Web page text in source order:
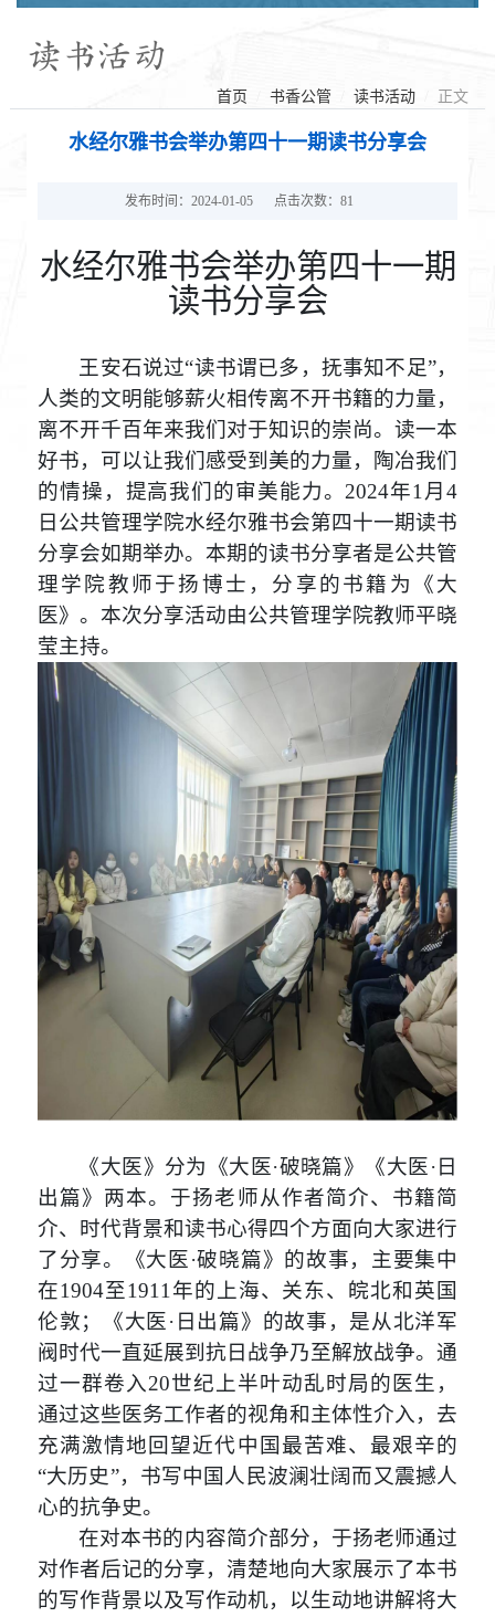
读书活动
首页 书香公管 读书活动 正文
水经尔雅书会举办第四十一期读书分享会
发布时间：2024-01-05 点击次数： 81
水经尔雅书会举办第四十一期
读书分享会
王安石说过“读书谓已多，抚事知不足”，
人类的文明能够薪火相传离不开书籍的力量，
离不开千百年来我们对于知识的崇尚。 读一本
好书，可以让我们感受到美的力量，陶冶我们
的情操，提高我们的审美能力。 2024年1月4
日公共管理学院水经尔雅书会第四十一期读书
分享会如期举办。本期的读书分享者是公共管
理学院教师于扬博士 ， 分享的书籍为
《大
医》 。 本次分享活动由公共管理学院教师平晓
莹主持。
《大医》 分为《大医·破晓篇》《大医·日
出篇》两本。于扬老师从作者简介、书籍简
介、 时代背景和读书心得四个方面向大家进行
了分享。《大医·破晓篇》的故事，主要集中
在1904至1911年的上海、关东、皖北和英国
伦敦；《大医·日出篇》的故事，是从北洋军
阀时代一直延展到抗日战争乃至解放战争。通
过一群卷入20世纪上半叶动乱时局的医生，
通过这些医务工作者的视角和主体性介入，去
充满激情地回望近代中国最苦难、最艰辛的
“大历史”，书写中国人民波澜壮阔而又震撼人
心的抗争史。
在对本书的内容简介部分，于扬老师通过
对作者后记的分享，清楚地向大家展示了本书
的写作背景以及写作动机，以生动地讲解将大